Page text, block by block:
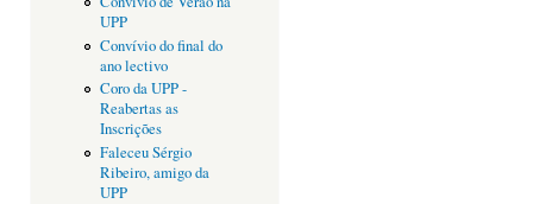
UPP
Convívio do final do
ano lectivo
Coro da UPP -
Reabertas as
Inscrições
Faleceu Sérgio
Ribeiro, amigo da
UPP